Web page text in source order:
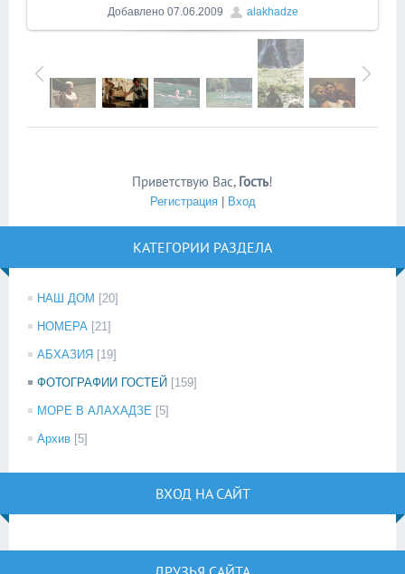
Добавлено 07.06.2009 alakhadze
Приветствую Вас, Гость!
Регистрация| Вход
КАТЕГОРИИ РАЗДЕЛА
НАШ ДОМ [20]
НОМЕРА [21]
АБХАЗИЯ [19]
ФОТОГРАФИИ ГОСТЕЙ [159]
МОРЕ В АЛАХАДЗЕ [5]
Архив [5]
ВХОД НА САЙТ